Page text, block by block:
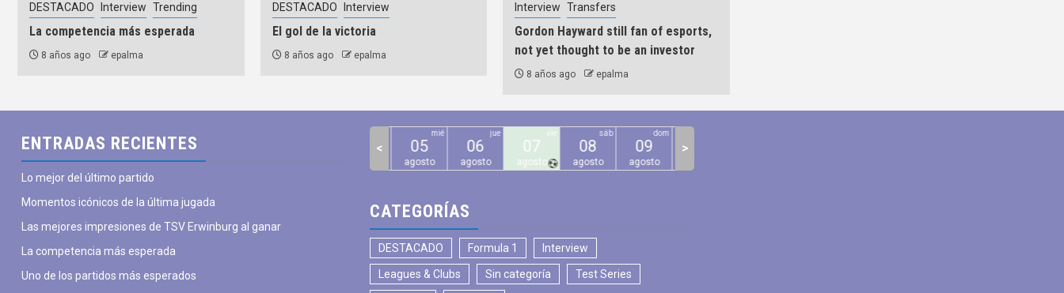
DESTACADO Interview Trending
La competencia más esperada
8 años ago epalma
DESTACADO Interview
El gol de la victoria
8 años ago epalma
Interview Transfers
Gordon Hayward still fan of esports,
not yet thought to be an investor
8 años ago epalma
ENTRADAS RECIENTES
Lo mejor del último partido
Momentos icónicos de la última jugada
Las mejores impresiones de TSV Erwinburg al ganar
La competencia más esperada
Uno de los partidos más esperados
29
julio
30
julio
31
julio
01
agosto
05
agosto
mié
06
agosto
jue
07
agosto
vie
08
agosto
sáb
09
agosto
dom
< >
CATEGORÍAS
DESTACADO Formula 1 Interview
Leagues & Clubs Sin categoría Test Series